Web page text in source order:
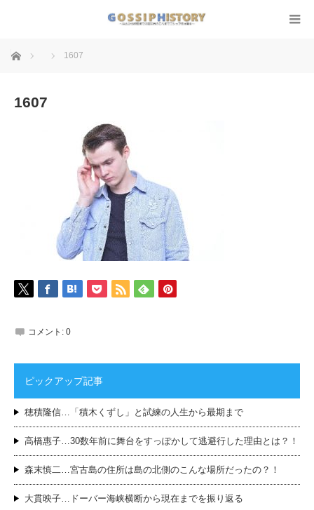
ホーム 1607
1607
コメント: 0
ピックアップ記事
穂積隆信…「積木くずし」と試練の人生から最期まで
高橋惠子…30数年前に舞台をすっぽかして逃避行した理由とは？！
森末慎二…宮古島の住所は島の北側のこんな場所だったの？！
大貫映子…ドーバー海峡横断から現在までを振り返る